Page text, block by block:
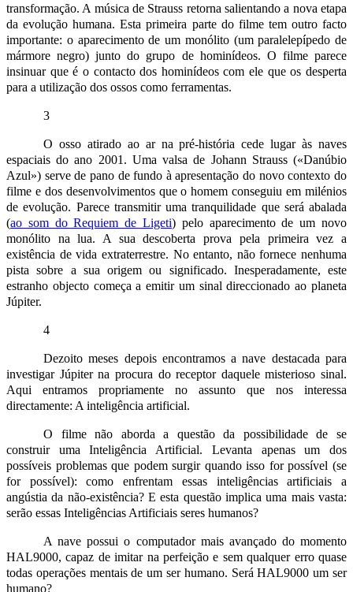
transformação. A música de Strauss retorna salientando a nova etapa
da evolução humana. Esta primeira parte do filme tem outro facto
importante: o aparecimento de um monólito (um paralelepípedo de
mármore negro) junto do grupo de hominídeos. O filme parece
insinuar que é o contacto dos hominídeos com ele que os desperta
para a utilização dos ossos como ferramentas.
3
O osso atirado ao ar na pré-história cede lugar às naves
espaciais do ano 2001. Uma valsa de Johann Strauss («Danúbio
Azul») serve de pano de fundo à apresentação do novo contexto do
filme e dos desenvolvimentos que o homem conseguiu em milénios
de evolução. Parece transmitir uma tranquilidade que será abalada
(ao som do Requiem de Ligeti) pelo aparecimento de um novo
monólito na lua. A sua descoberta prova pela primeira vez a
existência de vida extraterrestre. No entanto, não fornece nenhuma
pista sobre a sua origem ou significado. Inesperadamente, este
estranho objecto começa a emitir um sinal direccionado ao planeta
Júpiter.
4
Dezoito meses depois encontramos a nave destacada para
investigar Júpiter na procura do receptor daquele misterioso sinal.
Aqui entramos propriamente no assunto que nos interessa
directamente: A inteligência artificial.
O filme não aborda a questão da possibilidade de se
construir uma Inteligência Artificial. Levanta apenas um dos
possíveis problemas que podem surgir quando isso for possível (se
for possível): como enfrentam essas inteligências artificiais a
angústia da não‑existência? E esta questão implica uma mais vasta:
serão essas Inteligências Artificiais seres humanos?
A nave possui o computador mais avançado do momento
HAL9000, capaz de imitar na perfeição e sem qualquer erro quase
todas operações mentais de um ser humano. Será HAL9000 um ser
humano?